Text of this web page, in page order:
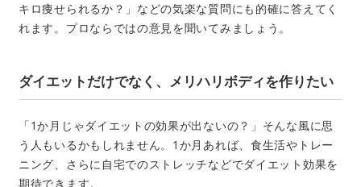
キロ痩せられるか？」などの気楽な質問にも的確に答えてく
れます。プロならではの意見を聞いてみましょう。
ダイエットだけでなく、メリハリボディを作りたい
「1か月じゃダイエットの効果が出ないの？」そんな風に思
う人もいるかもしれません。1か月あれば、食生活やトレー
ニング、さらに自宅でのストレッチなどでダイエット効果を
期待できます。